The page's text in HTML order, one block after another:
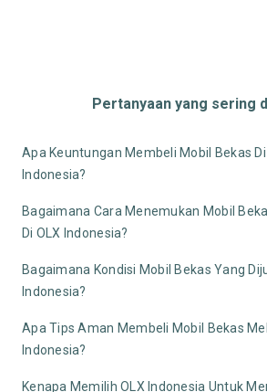
Pertanyaan yang sering
Apa Keuntungan Membeli Mobil Bekas Di
Indonesia?
Bagaimana Cara Menemukan Mobil
Di OLX Indonesia?
Bagaimana Kondisi Mobil Bekas Yang
Indonesia?
Apa Tips Aman Membeli Mobil Bekas
Indonesia?
Kenapa Memilih OLX Indonesia Untuk